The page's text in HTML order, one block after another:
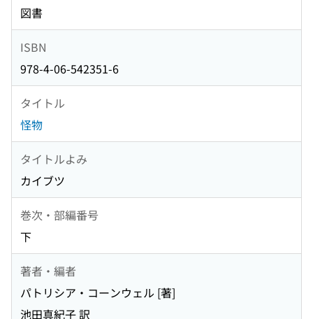
図書
ISBN
978-4-06-542351-6
タイトル
怪物
タイトルよみ
カイブツ
巻次・部編番号
下
著者・編者
パトリシア・コーンウェル [著]
池田真紀子 訳